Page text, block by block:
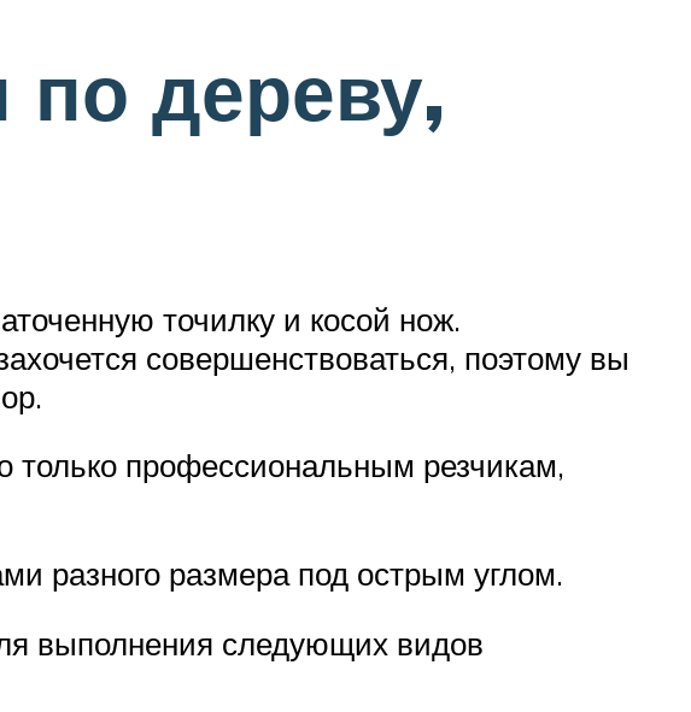
дереву,
точилку и косой нож.
совершенствоваться, поэтому вы
только профессиональным резчикам,
разного размера под острым углом.
выполнения следующих видов